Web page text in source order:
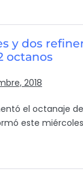
y dos
octanos
2018
el octanaje
este